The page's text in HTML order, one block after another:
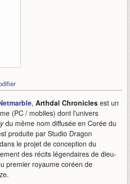
, Arthdal Chronicles est un
(PC / mobiles) dont l'univers
du même nom diffusée en Corée du
produite par Studio Dragon
le projet de conception du
des récits légendaires de dieu-
premier royaume coréen de